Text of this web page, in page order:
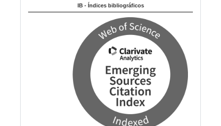
m
IB - Índices bibliográficos